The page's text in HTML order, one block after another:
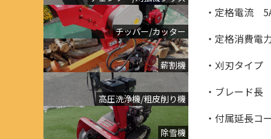
チッパー/カッター
薪割機
高圧洗浄機/粗皮削り機
除雪機
・定格電流
・定格消費
・刈刃タイ
・ブレード長
・付属延長